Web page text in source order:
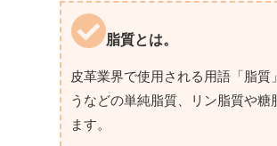
脂質とは。
皮革業界で使用される用語「脂
うなどの単純脂質、リン脂質や
ます。